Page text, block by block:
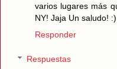
varios lugares más
NY! Jaja Un saludo! :)
Responder
Respuestas